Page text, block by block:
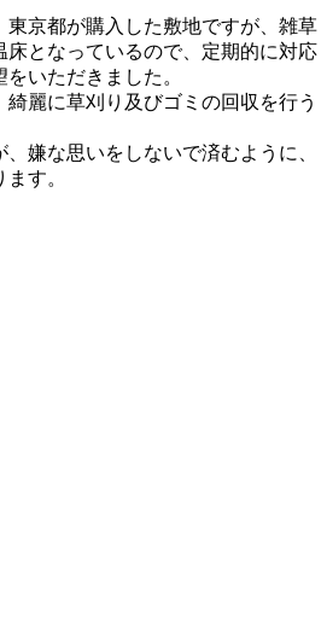
東京都が購入した敷地ですが、雑草
床となっているので、定期的に対応
いただきました。
麗に草刈り及びゴミの回収を行う
嫌な思いをしないで済むように、
す。